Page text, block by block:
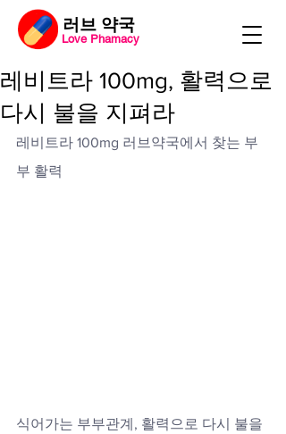
​러브 약국
Love Phamacy
레비트라 100mg, 활력으로
다시 불을 지펴라
레비트라 100mg 러브약국에서 찾는 부
부 활력
식어가는 부부관계, 활력으로 다시 불을